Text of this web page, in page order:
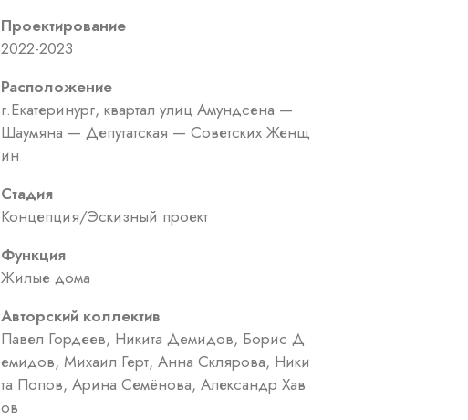
Проектирование
2022-2023
Расположение
г.Екатеринург, квартал улиц Амундсена —
Шаумяна — Депутатская — Советских Женщ
ин
Стадия
Концепция/Эскизный проект
Функция
Жилые дома
Авторский коллектив
Павел Гордеев, Никита Демидов, Борис Д
емидов, Михаил Герт, Анна Склярова, Ники
та Попов, Арина Семёнова, Александр Хав
ов